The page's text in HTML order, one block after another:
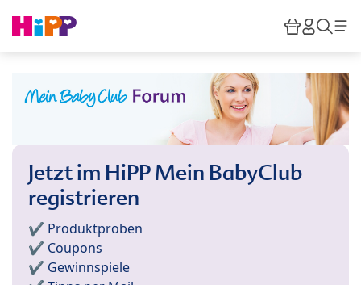
HiPP
Jetzt im HiPP Mein BabyClub
registrieren
✔️ Produktproben
✔️ Coupons
✔️ Gewinnspiele